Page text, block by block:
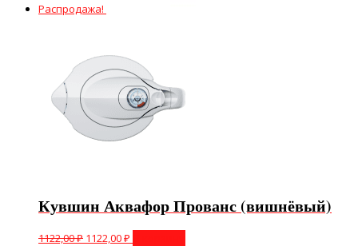
Распродажа!
Кувшин Аквафор Прованс (вишнёвый)
1122,00₽ 1122,00₽